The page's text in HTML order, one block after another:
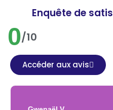
Enquête de
/10
0
Accéder aux avis